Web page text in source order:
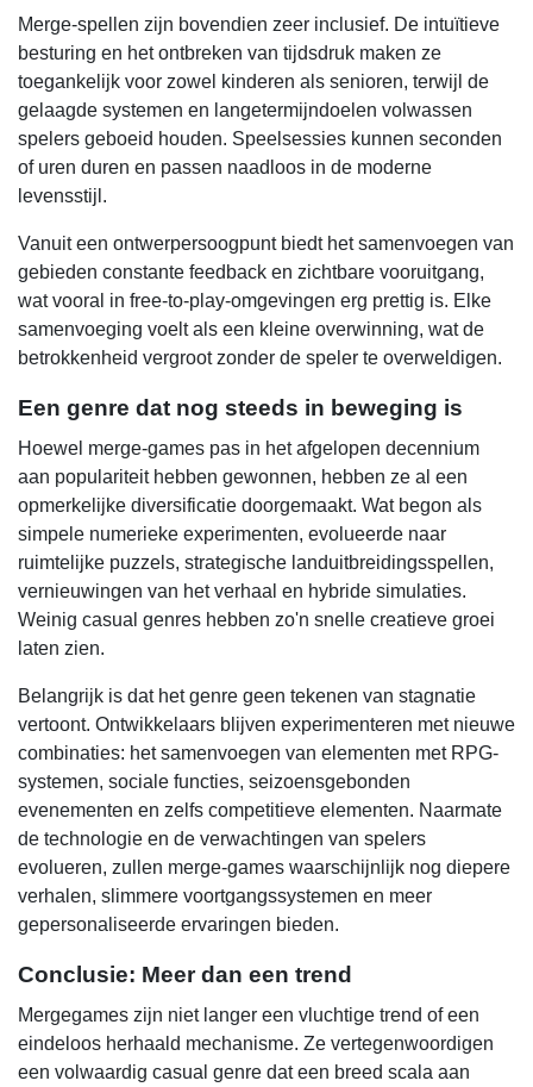
Merge-spellen zijn bovendien zeer inclusief. De intuïtieve
besturing en het ontbreken van tijdsdruk maken ze
toegankelijk voor zowel kinderen als senioren, terwijl de
gelaagde systemen en langetermijndoelen volwassen
spelers geboeid houden. Speelsessies kunnen seconden
of uren duren en passen naadloos in de moderne
levensstijl.
Vanuit een ontwerpersoogpunt biedt het samenvoegen van
gebieden constante feedback en zichtbare vooruitgang,
wat vooral in free-to-play-omgevingen erg prettig is. Elke
samenvoeging voelt als een kleine overwinning, wat de
betrokkenheid vergroot zonder de speler te overweldigen.
Een genre dat nog steeds in beweging is
Hoewel merge-games pas in het afgelopen decennium
aan populariteit hebben gewonnen, hebben ze al een
opmerkelijke diversificatie doorgemaakt. Wat begon als
simpele numerieke experimenten, evolueerde naar
ruimtelijke puzzels, strategische landuitbreidingsspellen,
vernieuwingen van het verhaal en hybride simulaties.
Weinig casual genres hebben zo'n snelle creatieve groei
laten zien.
Belangrijk is dat het genre geen tekenen van stagnatie
vertoont. Ontwikkelaars blijven experimenteren met nieuwe
combinaties: het samenvoegen van elementen met RPG-
systemen, sociale functies, seizoensgebonden
evenementen en zelfs competitieve elementen. Naarmate
de technologie en de verwachtingen van spelers
evolueren, zullen merge-games waarschijnlijk nog diepere
verhalen, slimmere voortgangssystemen en meer
gepersonaliseerde ervaringen bieden.
Conclusie: Meer dan een trend
Mergegames zijn niet langer een vluchtige trend of een
eindeloos herhaald mechanisme. Ze vertegenwoordigen
een volwaardig casual genre dat een breed scala aan